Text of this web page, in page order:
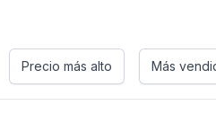
Precio más alto Más